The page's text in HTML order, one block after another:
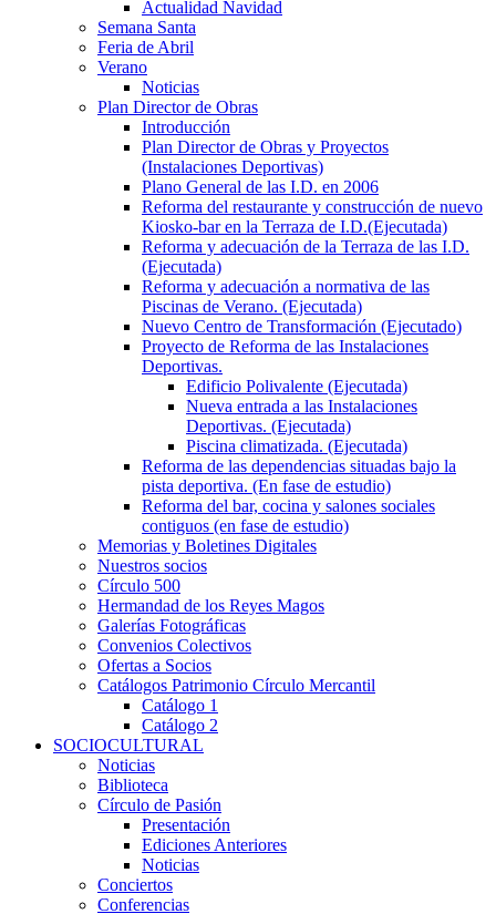
Actualidad Navidad
Semana Santa
Feria de Abril
Verano
Noticias
Plan Director de Obras
Introducción
Plan Director de Obras y Proyectos
(Instalaciones Deportivas)
Plano General de las I.D. en 2006
Reforma del restaurante y construcción de nuevo
Kiosko-bar en la Terraza de I.D.(Ejecutada)
Reforma y adecuación de la Terraza de las I.D.
(Ejecutada)
Reforma y adecuación a normativa de las
Piscinas de Verano. (Ejecutada)
Nuevo Centro de Transformación (Ejecutado)
Proyecto de Reforma de las Instalaciones
Deportivas.
Edificio Polivalente (Ejecutada)
Nueva entrada a las Instalaciones
Deportivas. (Ejecutada)
Piscina climatizada. (Ejecutada)
Reforma de las dependencias situadas bajo la
pista deportiva. (En fase de estudio)
Reforma del bar, cocina y salones sociales
contiguos (en fase de estudio)
Memorias y Boletines Digitales
Nuestros socios
Círculo 500
Hermandad de los Reyes Magos
Galerías Fotográficas
Convenios Colectivos
Ofertas a Socios
Catálogos Patrimonio Círculo Mercantil
Catálogo 1
Catálogo 2
SOCIOCULTURAL
Noticias
Biblioteca
Círculo de Pasión
Presentación
Ediciones Anteriores
Noticias
Conciertos
Conferencias